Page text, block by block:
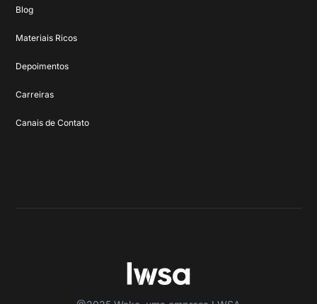
Blog
Materiais Ricos
Depoimentos
Carreiras
Canais de Contato